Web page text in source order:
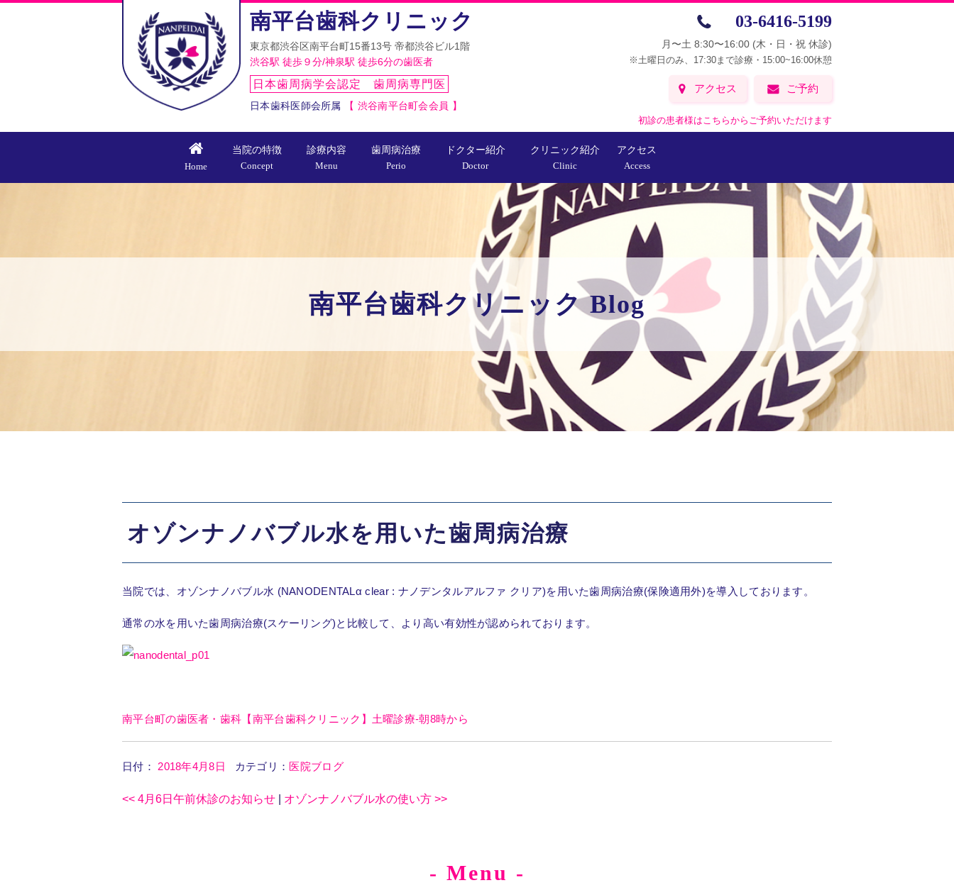
南平台歯科クリニック
東京都渋谷区南平台町15番13号 帝都渋谷ビル1階
渋谷駅 徒歩９分/神泉駅 徒歩6分の歯医者
日本歯周病学会認定 歯周病専門医
日本歯科医師会所属 【 渋谷南平台町会会員 】
03-6416-5199
月〜土 8:30〜16:00 (木・日・祝 休診)
※土曜日のみ、17:30まで診療・15:00~16:00休憩
ご予約
アクセス
初診の患者様はこちらからご予約いただけます
Home
当院の特徴
Concept
診療内容
Menu
歯周病治療
Perio
ドクター紹介
Doctor
クリニック紹介
Clinic
アクセス
Access
南平台歯科クリニック Blog
オゾンナノバブル水を用いた歯周病治療
当院では、オゾンナノバブル水 (NANODENTALα clear : ナノデンタルアルファ クリア)を用いた歯周病治療(保険適用外)を導入しております。
通常の水を用いた歯周病治療(スケーリング)と比較して、より高い有効性が認められております。
南平台町の歯医者・歯科【南平台歯科クリニック】土曜診療-朝8時から
日付： 2018年4月8日 カテゴリ： 医院ブログ
<< 4月6日午前休診のお知らせ オゾンナノバブル水の使い方 >>
- Menu -